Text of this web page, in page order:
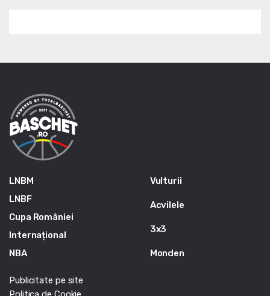
LNBM
LNBF
Cupa României
Internațional
NBA
Vulturii
Acvilele
3x3
Monden
Publicitate pe site